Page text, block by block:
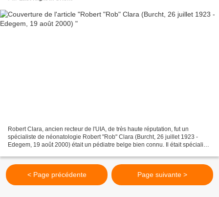
Robert Clara, ancien recteur de l'UIA, de très haute réputation, fut un
spécialiste de néonatologie Robert "Rob" Clara (Burcht, 26 juillet 1923 -
Edegem, 19 août 2000) était un pédiatre belge bien connu. Il était spécialiste
< Page précédente Page suivante >